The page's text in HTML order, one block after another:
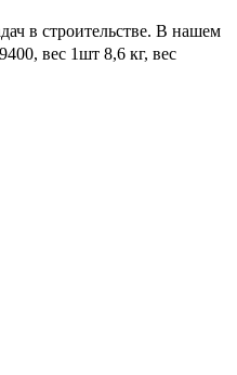
в строительстве. В нашем
вес 1шт 8,6 кг, вес